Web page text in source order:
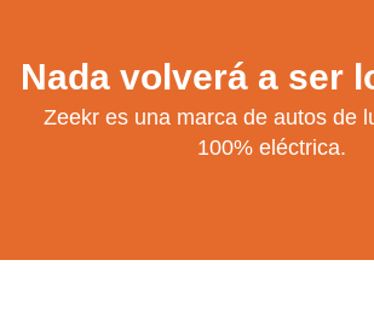
Nada volverá a ser
Zeekr es una marca de autos de
100% eléctrica.